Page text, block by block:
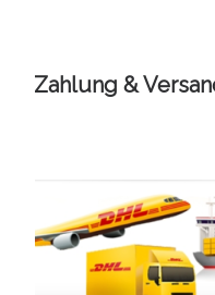
Zahlung &